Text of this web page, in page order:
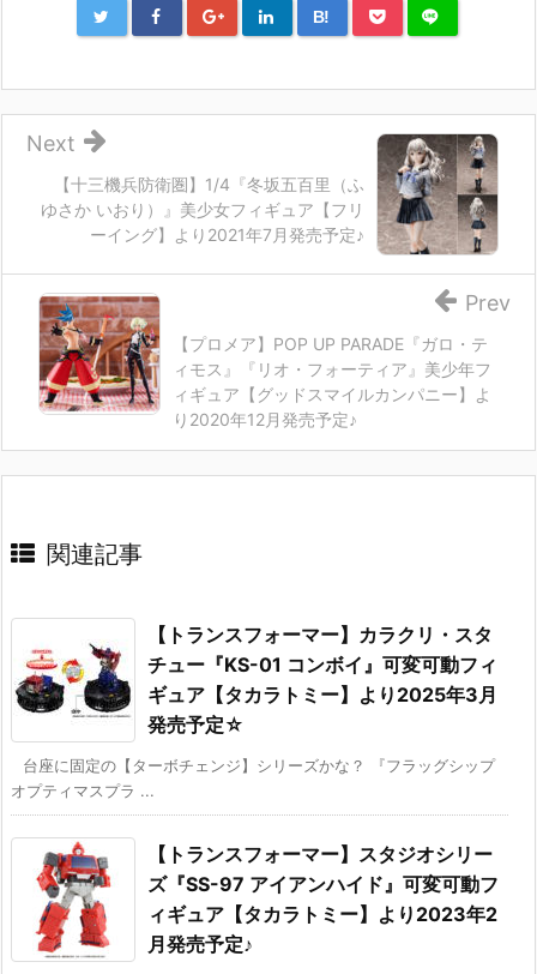
B!
【十三機兵防衛圏】1/4『冬坂五百里（ふ
ゆさか いおり）』美少女フィギュア【フリ
ーイング】より2021年7月発売予定♪
Next
【プロメア】POP UP PARADE『ガロ・テ
ィモス』『リオ・フォーティア』美少年フ
ィギュア【グッドスマイルカンパニー】よ
り2020年12月発売予定♪
Prev
関連記事
【トランスフォーマー】カラクリ・スタ
チュー『KS-01 コンボイ』可変可動フィ
ギュア【タカラトミー】より2025年3月
発売予定☆
台座に固定の【ターボチェンジ】シリーズかな？ 『フラッグシップ
オプティマスプラ ...
【トランスフォーマー】スタジオシリー
ズ『SS-97 アイアンハイド』可変可動フ
ィギュア【タカラトミー】より2023年2
月発売予定♪